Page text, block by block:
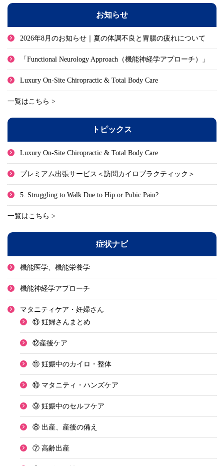
お知らせ
2026年8月のお知らせ｜夏の体調不良と胃腸の疲れについて
「Functional Neurology Approach（機能神経学アプローチ）」
Luxury On-Site Chiropractic & Total Body Care
一覧はこちら >
トピックス
Luxury On-Site Chiropractic & Total Body Care
プレミアム出張サービス＜訪問カイロプラクティック＞
5. Struggling to Walk Due to Hip or Pubic Pain?
一覧はこちら >
症状ナビ
機能医学、機能栄養学
機能神経学アプローチ
マタニティケア・妊婦さん
⑬ 妊婦さんまとめ
⑫産後ケア
⑪ 妊娠中のカイロ・整体
⑩ マタニティ・ハンズケア
⑨ 妊娠中のセルフケア
⑧ 出産、産後の備え
⑦ 高齢出産